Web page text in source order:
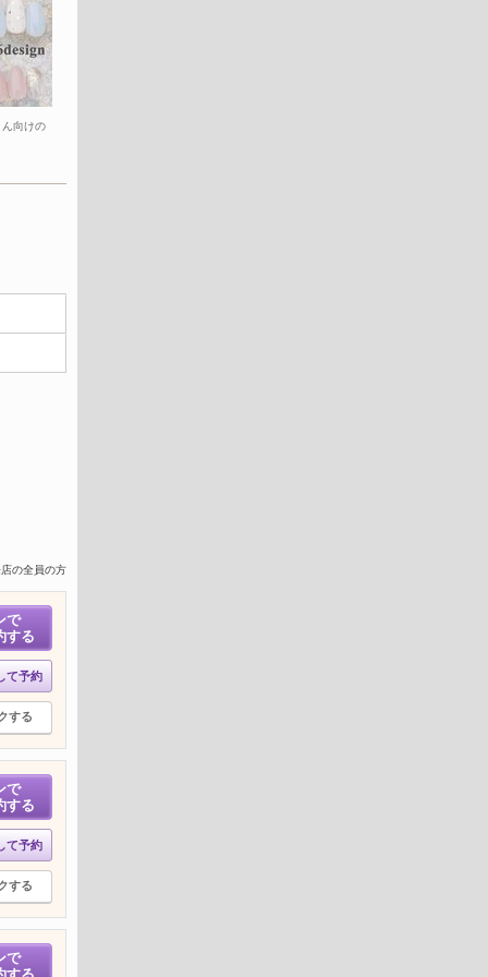
向けの
の全員の方
で
する
て予約
する
で
する
て予約
する
で